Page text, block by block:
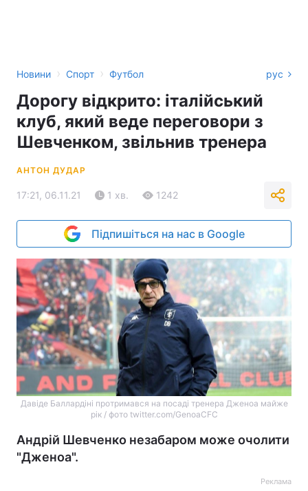
Новини › Спорт › Футбол рус
Дорогу відкрито: італійський
клуб, який веде переговори з
Шевченком, звільнив тренера
АНТОН ДУДАР
17:21, 06.11.21 1 хв. 1242
Підпишіться на нас в Google
Давіде Баллардіні протримався на посаді тренера Дженоа майже
рік / фото twitter.com/GenoaCFC
Андрій Шевченко незабаром може очолити
"Дженоа".
Реклама